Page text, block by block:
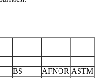
BS AFNOR ASTM